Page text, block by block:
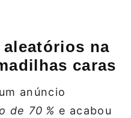
na
caras
anúncio
de 70 % e acabou